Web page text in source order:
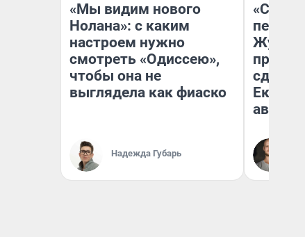
«Мы видим нового
Нолана»: с каким
настроем нужно
смотреть «Одиссею»,
чтобы она не
выглядела как фиаско
Надежда Губарь
августа